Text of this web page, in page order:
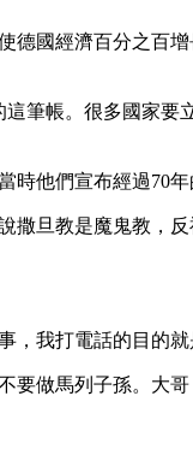
德國經濟百分之百
筆帳。很多國家要
他們宣布經過70
撒旦教是魔鬼教，
我打電話的目的就
要做馬列子孫。大哥